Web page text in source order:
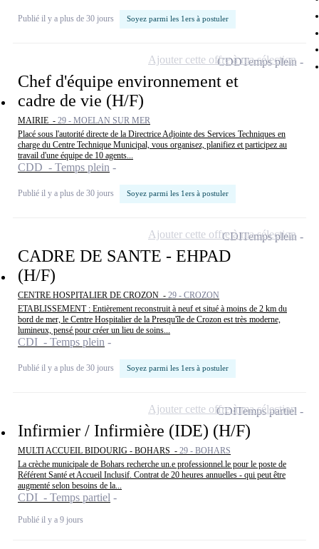
Publié il y a plus de 30 jours Soyez parmi les 1ers à postuler
Chef d'équipe environnement et
cadre de vie (H/F)
MAIRIE - 29 - MOELAN SUR MER
Placé sous l'autorité directe de la Directrice Adjointe des Services Techniques en
charge du Centre Technique Municipal, vous organisez, planifiez et participez au
travail d'une équipe de 10 agents...
CDD - Temps plein
Publié il y a plus de 30 jours Soyez parmi les 1ers à postuler
CDDTemps plein
Ajouter cette offre à ma sélection
CADRE DE SANTE - EHPAD
(H/F)
CENTRE HOSPITALIER DE CROZON - 29 - CROZON
ETABLISSEMENT : Entièrement reconstruit à neuf et situé à moins de 2 km du
bord de mer, le Centre Hospitalier de la Presqu'île de Crozon est très moderne,
lumineux, pensé pour créer un lieu de soins...
CDI - Temps plein
Publié il y a plus de 30 jours Soyez parmi les 1ers à postuler
CDITemps plein
Ajouter cette offre à ma sélection
Infirmier / Infirmière (IDE) (H/F)
MULTI ACCUEIL BIDOURIG - BOHARS - 29 - BOHARS
La crèche municipale de Bohars recherche un.e professionnel.le pour le poste de
Référent Santé et Accueil Inclusif. Contrat de 20 heures annuelles - qui peut être
augmenté selon besoins de la...
CDI - Temps partiel
Publié il y a 9 jours
CDITemps partiel
Ajouter cette offre à ma sélection